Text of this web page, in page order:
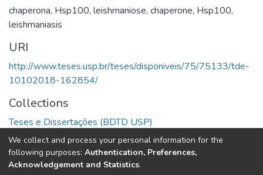
chaperona, Hsp100, leishmaniose, chaperone, Hsp100,
leishmaniasis
URI
http://www.teses.usp.br/teses/disponiveis/75/75133/tde-
10102018-162854/
Collections
Teses e Dissertações (BDTD USP)
Full item page
We collect and process your personal information for the
following purposes: Authentication, Preferences,
Acknowledgement and Statistics.